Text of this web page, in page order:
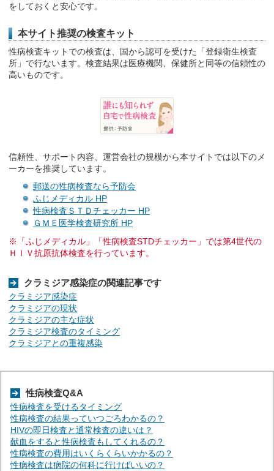
をしておくと安心です。
本サイト推奨の検査キット
性病検査キットでの検査は、国から認可を受けた「登録衛生検査
所」で行ないます。検査結果は医療機関、保健所と同等の信頼性の
高いものです。
信頼性、サポート内容、運営会社の規模から本サイトでは以下のメ
ーカーを推奨しています。
郵送の性病検査なら予防会
ふじメディカル HP
性病検査ＳＴＤチェッカー HP
ＧＭＥ医学検査研究所 HP
※「ふじメディカル」「性病検査STDチェッカー」では第4世代の
ＨＩＶ抗原抗体検査を行っています。
クラミジア感染症の関連記事です
クラミジア感染症
クラミジアの現状
クラミジアの主な症状
クラミジア検査のタイミング
クラミジアとの重複感染
性病検査Q&A
性病検査を受けるタイミング
性病検査の結果っていつごろわかるの？
HIVの即日検査と通常検査の違いは？
献血をすると性病検査もしてくれるの？
性病検査の費用はいくらくらいかかるの？
性病検査は病院の何科に行けばいいの？